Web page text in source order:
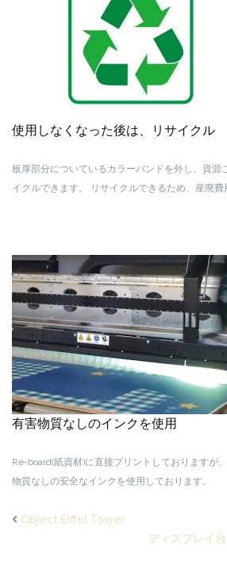
使用しなくなった後は、リサイクル
板厚部分についているカラーバンドを外し、資源
イクルできます。
リサイクルできるため、産廃費
有害物質なしのインクを使用
Re-board(紙資材)に直接プリントしておりますが
物質なしの安全なインクを使用しております。
Object Eiffel Tower
ディスプレイ